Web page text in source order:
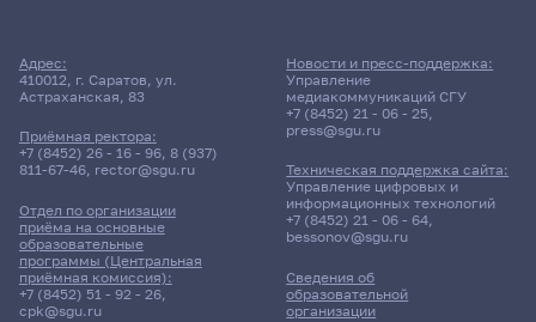
Адрес:
410012, г. Саратов, ул.
Астраханская, 83
Приёмная ректора:
+7 (8452) 26 - 16 - 96, 8 (937)
811-67-46, rector@sgu.ru
Отдел по организации
приёма на основные
образовательные
программы (Центральная
приёмная комиссия):
+7 (8452) 51 - 92 - 26,
cpk@sgu.ru
Сведения об
образовательной
организации
Новости и пресс-поддержка:
Управление
медиакоммуникаций СГУ
+7 (8452) 21 - 06 - 25,
press@sgu.ru
Техническая поддержка сайта:
Управление цифровых и
информационных технологий
+7 (8452) 21 - 06 - 64,
bessonov@sgu.ru